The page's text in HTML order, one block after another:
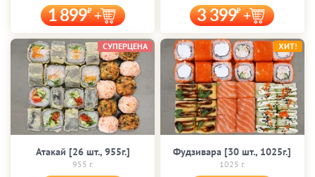
1 899 3 399
Атакай [26 шт., 955г.]
955 г.
СУПЕРЦЕНА
Фудзивара [30 шт., 1025г.]
1025 г.
ХИТ!